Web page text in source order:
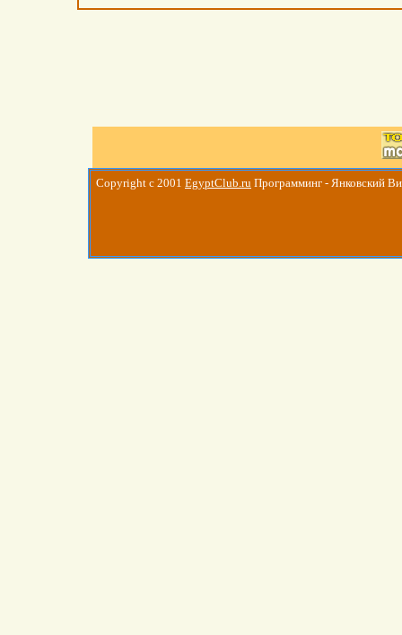
Copyright c 2001 EgyptClub.ru Программинг - Янковский